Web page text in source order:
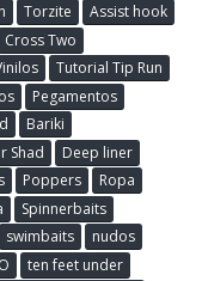
Torzite
Assist hook
Cross Two
Tutorial Tip Run
Pegamentos
Bariki
Shad
Deep liner
Poppers
Ropa
Spinnerbaits
swimbaits
nudos
ten feet under